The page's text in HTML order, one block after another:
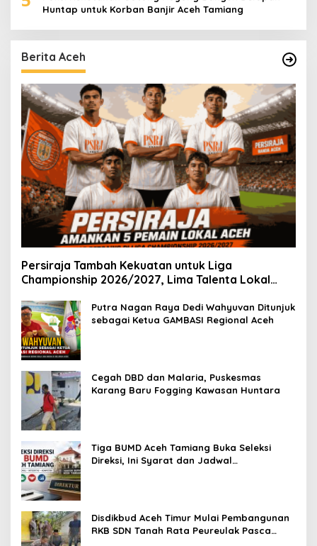
Huntap untuk Korban Banjir Aceh Tamiang
Berita Aceh
Persiraja Tambah Kekuatan untuk Liga
Championship 2026/2027, Lima Talenta Lokal
Putra Nagan Raya Dedi Wahyuvan Ditunjuk
sebagai Ketua GAMBASI Regional Aceh
Cegah DBD dan Malaria, Puskesmas
Karang Baru Fogging Kawasan Huntara
Tiga BUMD Aceh Tamiang Buka Seleksi
Direksi, Ini Syarat dan Jadwal
Disdikbud Aceh Timur Mulai Pembangunan
RKB SDN Tanah Rata Peureulak Pasca